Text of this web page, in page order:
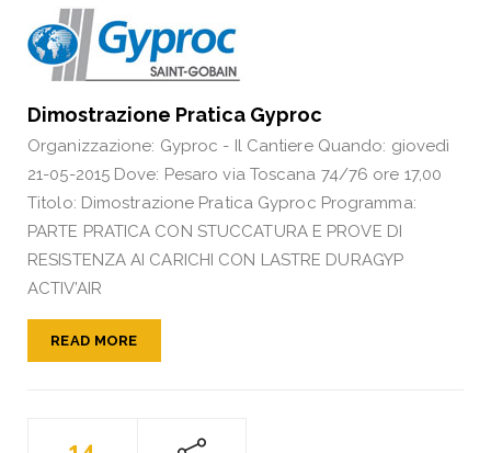
Dimostrazione Pratica Gyproc
Organizzazione: Gyproc - Il Cantiere Quando: giovedì
21-05-2015 Dove: Pesaro via Toscana 74/76 ore 17,00
Titolo: Dimostrazione Pratica Gyproc Programma:
PARTE PRATICA CON STUCCATURA E PROVE DI
RESISTENZA AI CARICHI CON LASTRE DURAGYP
ACTIV’AIR
READ MORE